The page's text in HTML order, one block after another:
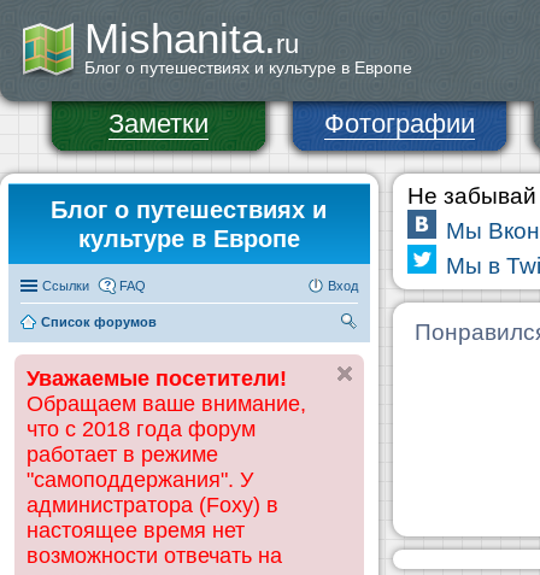
Mishanita.ru
Блог о путешествиях и культуре в Европе
Заметки Фотографии
Блог о путешествиях и
культуре в Европе
Ссылки FAQ Вход
Список форумов
ск
Уважаемые посетители!
Обращаем ваше внимание,
что с 2018 года форум
работает в режиме
"самоподдержания". У
администратора (Foxy) в
настоящее время нет
возможности отвечать на
Не забывай
Мы
Мы в